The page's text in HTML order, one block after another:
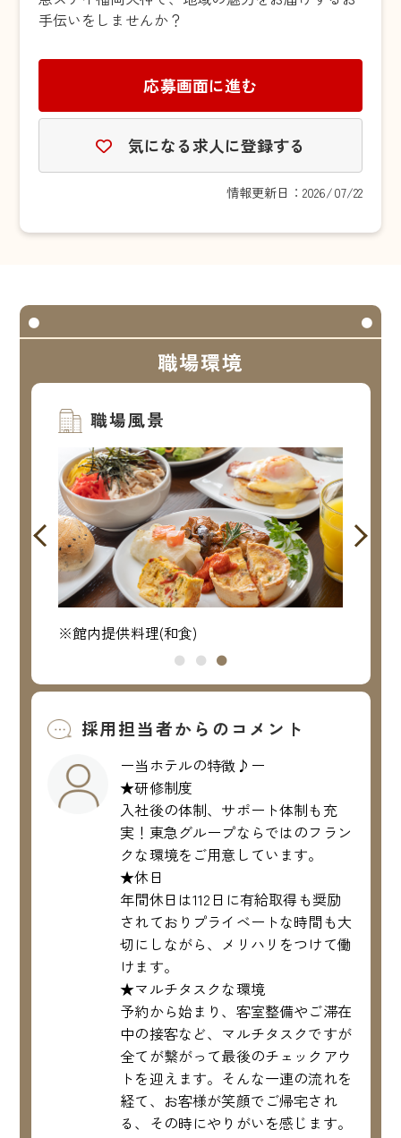
手伝いをしませんか？
応募画面に進む
気になる求人に登録する
情報更新日：2026/07/22
職場環境
職場風景
※館内提供料理(和食)
採用担当者からのコメント
ー当ホテルの特徴♪ー
★研修制度
入社後の体制、サポート体制も充
実！東急グループならではのフラン
クな環境をご用意しています。
★休日
年間休日は112日に有給取得も奨励
されておりプライベートな時間も大
切にしながら、メリハリをつけて働
けます。
★マルチタスクな環境
予約から始まり、客室整備やご滞在
中の接客など、マルチタスクですが
全てが繋がって最後のチェックアウ
トを迎えます。そんな一連の流れを
経て、お客様が笑顔でご帰宅され
る、その時にやりがいを感じます。